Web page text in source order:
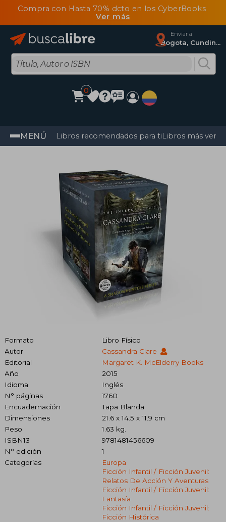
Compra con Hasta 70% dcto en los CyberBooks
Ver más
Enviar a
Bogota, Cundinamarca
0
MENÚ Libros recomendados para tiLibros más
Formato
Libro Físico
Autor
Cassandra Clare
Editorial
Margaret K. McElderry Books
Año
2015
Idioma
Inglés
N° páginas
1760
Encuadernación
Tapa Blanda
Dimensiones
21.6 x 14.5 x 11.9 cm
Peso
1.63 kg.
ISBN13
9781481456609
N° edición
1
Categorías
Europa
Ficción Infantil / Ficción Juvenil:
Relatos De Acción Y Aventuras
Ficción Infantil / Ficción Juvenil:
Fantasía
Ficción Infantil / Ficción Juvenil:
Ficción Histórica